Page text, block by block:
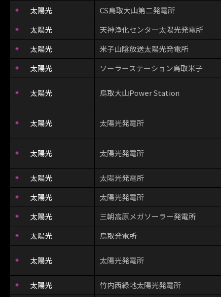
太陽光
CS鳥取大山第二発電所
太陽光
天神浄化センター太陽光発電所
太陽光
米子山陰放送太陽光発電所
太陽光
ソーラーステーション鳥取米子
太陽光 鳥取大山Power Station
太陽光 太陽光発電所
太陽光 太陽光発電所
太陽光
太陽光発電所
太陽光
太陽光発電所
太陽光
三朝高原メガソーラー発電所
太陽光
鳥取発電所
太陽光 太陽光発電所
太陽光
竹内西緑地太陽光発電所